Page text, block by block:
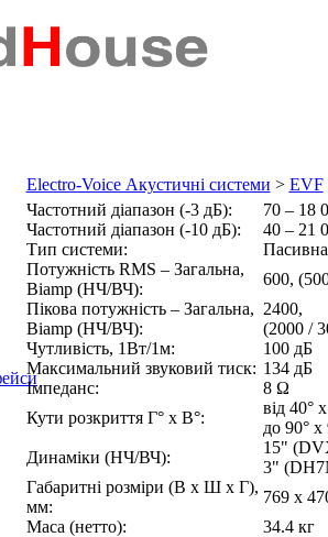
Electro-Voice Акустичні системи > EVF
Частотний діапазон (‑3 дБ):
70 – 18
Частотний діапазон (‑10 дБ):
40 – 21
Тип системи:
Пасивна
Потужність RMS – Загальна,
Biamp (НЧ/ВЧ):
600,
Пікова потужність – Загальна,
Biamp (НЧ/ВЧ):
2400,
(2000 /
Чутливість, 1Вт/1м:
100 дБ
Максимальний звуковий тиск: 134 дБ
Імпеданс:
8 Ω
Кути розкриття Г° x В°:
від 40°
до 90° x
Динаміки (НЧ/ВЧ):
15"
3"
Габаритні розміри (В x Ш x Г),
мм:
769 x
Маса (нетто):
34.4 кг